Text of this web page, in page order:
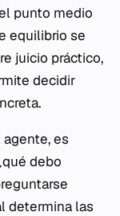
punto medio
equilibrio se
juicio práctico,
decidir
es
debo
determina las